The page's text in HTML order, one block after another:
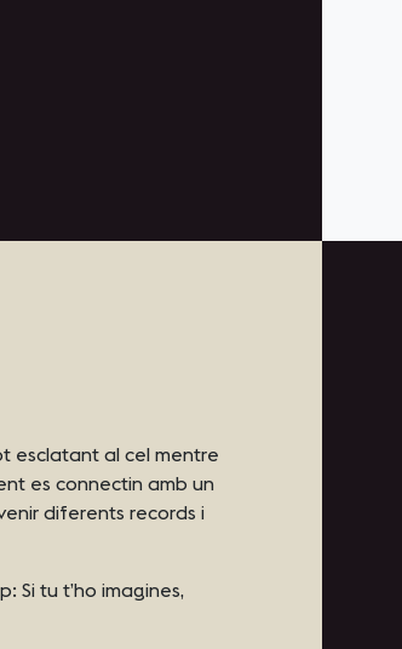
esclatant al cel mentre
es connectin amb un
diferents records i
Si tu t’ho imagines,